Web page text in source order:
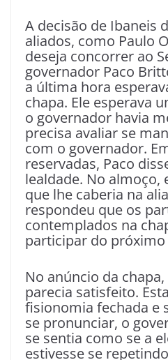
A decisão de Ibaneis
aliados, como Paulo
deseja concorrer ao
governador Paco
a última hora
chapa. Ele esperava
o governador havia
precisa avaliar se
com o governador.
reservadas, Paco
lealdade. No almoço,
que lhe caberia na
respondeu que os
contemplados na
participar do próximo
No anúncio da
parecia satisfeito.
fisionomia fechada e
se pronunciar, o
se sentia como se a
estivesse se